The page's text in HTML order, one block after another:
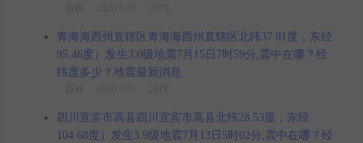
青海海西州直辖区青海海西州直辖区北纬37.81度，东经
95.46度）发生3.0级地震7月15日7时59分,震中在哪？经
纬度多少？地震最新消息
四川宜宾市高县四川宜宾市高县北纬28.53度，东经
104.68度）发生3.9级地震7月13日5时02分,震中在哪？经